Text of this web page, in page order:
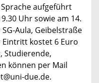
aufgeführt
Uhr sowie am 14.
Aula, Geibelstraße
kostet 6 Euro
Studierende,
können per Mail
due.de.